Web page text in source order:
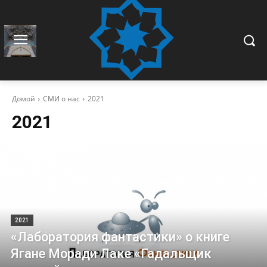
Домой СМИ о нас 2021
2021
2021
«Лаборатория фантастики» о книге
Ягане Моради Лаке «Гадальщик